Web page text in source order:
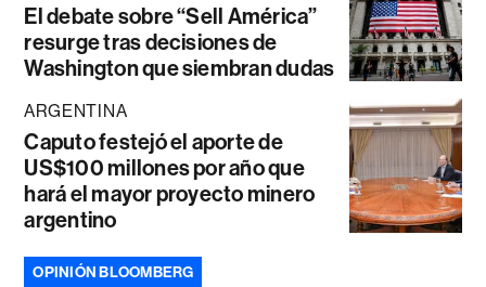
El debate sobre “Sell América”
resurge tras decisiones de
Washington que siembran dudas
ARGENTINA
Caputo festejó el aporte de
US$100 millones por año que
hará el mayor proyecto minero
argentino
OPINIÓN BLOOMBERG